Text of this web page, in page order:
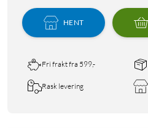
HENT
Fri frakt fra 599,-
Rask levering